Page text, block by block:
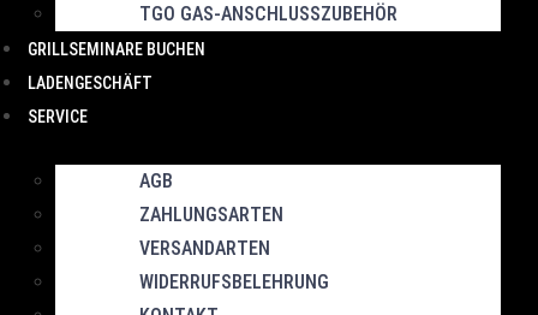
TGO GAS-ANSCHLUSSZUBEHÖR
GRILLSEMINARE BUCHEN
LADENGESCHÄFT
SERVICE
AGB
ZAHLUNGSARTEN
VERSANDARTEN
WIDERRUFSBELEHRUNG